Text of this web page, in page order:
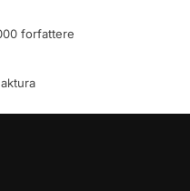
forfattere